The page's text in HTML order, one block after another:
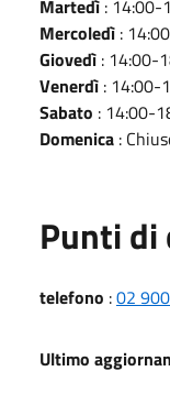
Martedì : 14:00-
Mercoledì :
Giovedì : 14:00-
Venerdì : 14:00-
Sabato : 14:00-
Domenica :
Punti
telefono :02
Ultimo